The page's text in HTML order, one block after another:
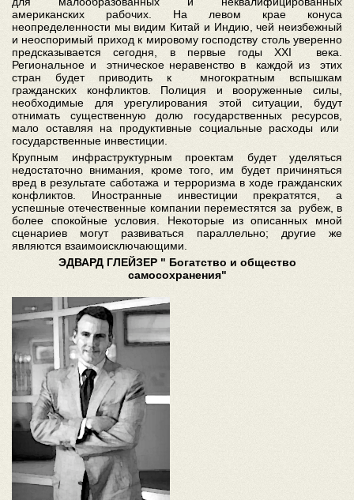
американских рабочих. На левом крае конуса
неопределенности мы видим Китай и Индию, чей неизбежный
и неоспоримый приход к мировому господству столь уверенно
предсказывается сегодня, в первые годы XXI века.
Региональное и этническое неравенство в каждой из этих
стран будет приводить к многократным вспышкам
гражданских конфликтов. Полиция и вооруженные силы,
необходимые для урегулирования этой ситуации, будут
отнимать существенную долю государственных ресурсов,
мало оставляя на продуктивные социальные расходы или
государственные инвестиции.
Крупным инфраструктурным проектам будет уделяться
недостаточно внимания, кроме того, им будет причиняться
вред в результате саботажа и терроризма в ходе гражданских
конфликтов. Иностранные инвестиции прекратятся, а
успешные отечественные компании переместятся за рубеж, в
более спокойные условия. Некоторые из описанных мной
сценариев могут развиваться параллельно; другие же
являются взаимоисключающими.
ЭДВАРД ГЛЕЙЗЕР " Богатство и общество
самосохранения"